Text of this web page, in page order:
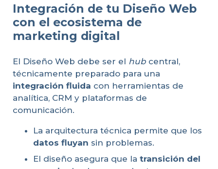
Integración de tu Diseño Web
con el ecosistema de
marketing digital
El Diseño Web debe ser el hubcentral,
técnicamente preparado para una
integración fluida con herramientas de
analítica, CRM y plataformas de
comunicación.
La arquitectura técnica permite que los
datos fluyan sin problemas.
El diseño asegura que la transición del